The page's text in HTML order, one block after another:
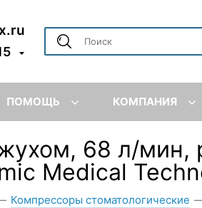
ПОМОЩЬ КОМПАНИЯ
68 л/мин,
Medical
Компрессоры стоматологические